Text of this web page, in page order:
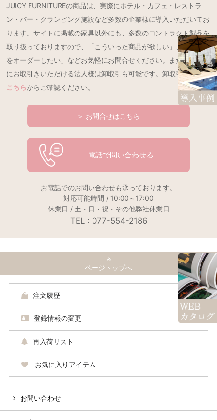
JUICY FURNITUREの商品は、実際にホテル・カフェ・レストラ
ン・バー・グランピング施設など多数の企業様に導入いただいてお
ります。サイトに掲載の家具以外にも、多数のコントラクト製品を
取り扱っておりますので、「こういった商品が欲しい」、「特注品
をオーダーしたい」などお気軽にお問合せください。また、継続的
にお取引きいただける法人様は卸取引も可能です。卸取引の詳細は
こちらからご確認ください。
＞ お問合せはこちら
電話で問い合わせる
お電話でのお問い合わせも承っております。
対応可能時間 / 10:00～17:00
休業日 / 土・日・祝・その他弊社休業日
TEL : 077-554-2186
ページトップへ
注文履歴
登録情報の変更
再入荷リスト
お気に入りアイテム
お問い合わせ